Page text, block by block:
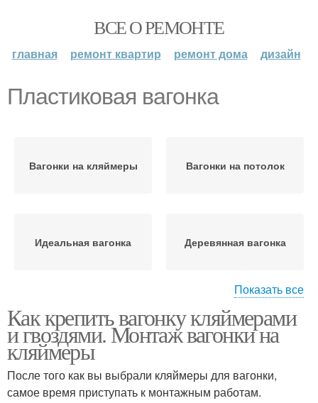
ВСЕ О РЕМОНТЕ
главная ремонт квартир ремонт дома дизайн
Пластиковая вагонка
Вагонки на кляймеры Вагонки на потолок
Идеальная вагонка Деревянная вагонка
Палстиковая вагонка Пластиковые вагонки
Вагонки на
металлический
Вагонки без обрешетки
Показать все
Как крепить вагонку кляймерами
и гвоздями. Монтаж вагонки на
кляймеры
После того как вы выбрали кляймеры для вагонки,
самое время приступать к монтажным работам.